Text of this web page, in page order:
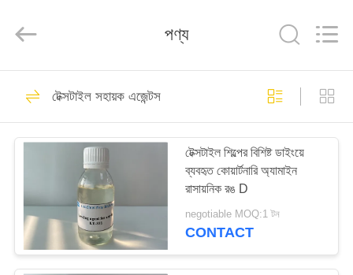
পণ্য
সম্পর্কে
কারখানা
Reserved.
সিলিকন সফটনার
32
পণ্য
টেক্সটাইল সহায়ক এজেন্টস
টেক্সটাইল শিল্পের বিশিষ্ট ডাইংয়ে
ব্যবহৃত কোয়ার্টনারি অ্যামাইন
রাসায়নিক রঙ D
negotiable MOQ:1 টন
CONTACT